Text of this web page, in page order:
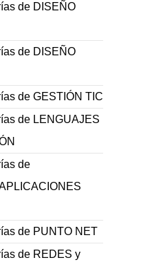
de DISEÑO
de DISEÑO
de GESTIÓN TIC
de LENGUAJES
de
de PUNTO NET
de REDES y